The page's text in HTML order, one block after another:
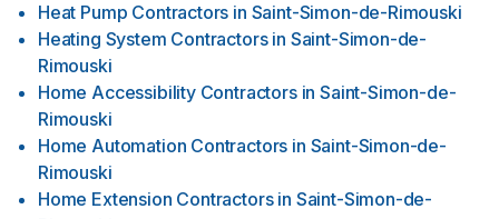
Heat Pump Contractors in Saint-Simon-de-Rimouski
Heating System Contractors in Saint-Simon-de-
Rimouski
Home Accessibility Contractors in Saint-Simon-de-
Rimouski
Home Automation Contractors in Saint-Simon-de-
Rimouski
Home Extension Contractors in Saint-Simon-de-